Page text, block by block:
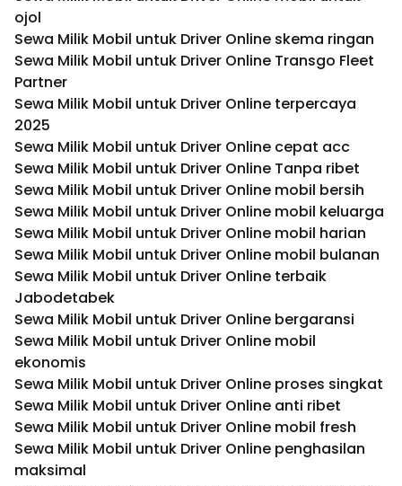
ojol
Sewa Milik Mobil untuk Driver Online skema ringan
Sewa Milik Mobil untuk Driver Online Transgo Fleet
Partner
Sewa Milik Mobil untuk Driver Online terpercaya
2025
Sewa Milik Mobil untuk Driver Online cepat acc
Sewa Milik Mobil untuk Driver Online Tanpa ribet
Sewa Milik Mobil untuk Driver Online mobil bersih
Sewa Milik Mobil untuk Driver Online mobil keluarga
Sewa Milik Mobil untuk Driver Online mobil harian
Sewa Milik Mobil untuk Driver Online mobil bulanan
Sewa Milik Mobil untuk Driver Online terbaik
Jabodetabek
Sewa Milik Mobil untuk Driver Online bergaransi
Sewa Milik Mobil untuk Driver Online mobil
ekonomis
Sewa Milik Mobil untuk Driver Online proses singkat
Sewa Milik Mobil untuk Driver Online anti ribet
Sewa Milik Mobil untuk Driver Online mobil fresh
Sewa Milik Mobil untuk Driver Online penghasilan
maksimal